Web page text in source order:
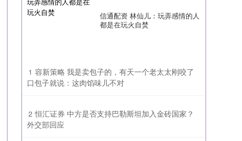
信通配资 林仙儿：玩弄感情的人
都是在玩火自焚
1 ​容新策略 我是卖包子的，有天一个老太太刚咬了
口包子就说：这肉馅味儿不对
2 ​恒汇证券 中方是否支持巴勒斯坦加入金砖国家？
外交部回应